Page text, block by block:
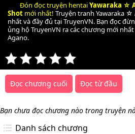
Đón đọc truyện hentaiYawaraka ☆
Shot mới nhất! Truyện tranh Yawaraka
nhất và đầy đủ tại TruyenVN. Bạn đọc
ủng hộ TruyenVN ra các chương mới
Agano.
Đọc chương cuối Đọc từ đầu
Bạn chưa đọc chương nào trong truyện
Danh sách chương